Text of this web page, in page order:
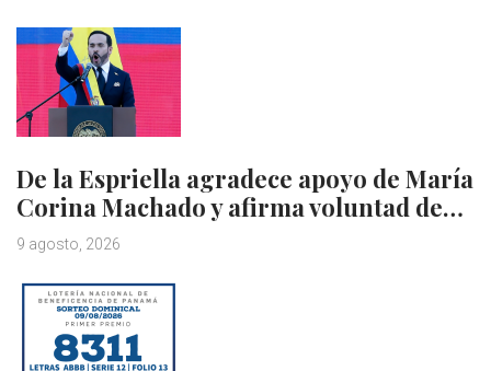
De la Espriella agradece apoyo de María
Corina Machado y afirma voluntad de…
9 agosto, 2026